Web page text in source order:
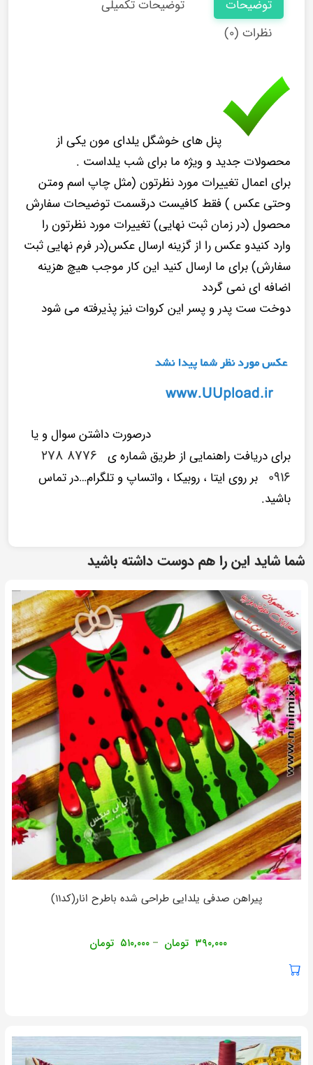
توضیحات
توضیحات تکمیلی
نظرات (۰)
پنل های خوشگل یلدای مون یکی از
محصولات جدید و ویژه ما برای شب یلداست .
برای اعمال تغییرات مورد نظرتون (مثل چاپ اسم ومتن
وحتی عکس ) فقط کافیست درقسمت توضیحات سفارش
محصول (در زمان ثبت نهایی) تغییرات مورد نظرتون را
وارد کنیدو عکس را از گزینه ارسال عکس(در فرم نهایی ثبت
سفارش) برای ما ارسال کنید این کار موجب هیچ هزینه
اضافه ای نمی گردد
دوخت ست پدر و پسر این کروات نیز پذیرفته می شود
درصورت داشتن سوال و یا
برای دریافت راهنمایی از طریق شماره ی
۸۷۷۶ ۲۷۸
۰۹۱۶ بر روی ایتا ، روبیکا ، واتساپ و تلگرام…در تماس
باشید.
شما شاید این را هم دوست داشته باشید
پیراهن صدفی یلدایی طراحی شده باطرح انار(کد۱۱)
۳۹۰,۰۰۰ تومان – ۵۱۰,۰۰۰ تومان